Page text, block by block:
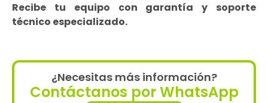
Recibe tu equipo con garantía y soporte
técnico especializado.
¿Necesitas más información?
Contáctanos por WhatsApp